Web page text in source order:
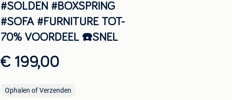
#SOLDEN #BOXSPRING
#SOFA #FURNITURE TOT-
70% VOORDEEL ☎️SNEL
€ 199,00
Ophalen of Verzenden